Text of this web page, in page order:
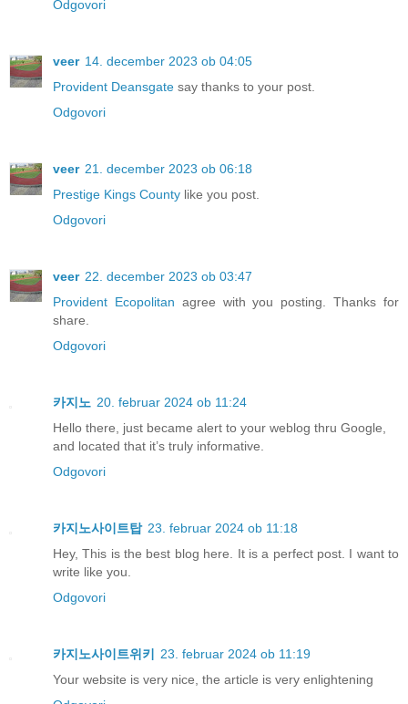
Odgovori
veer 14. december 2023 ob 04:05
Provident Deansgate say thanks to your post.
Odgovori
veer 21. december 2023 ob 06:18
Prestige Kings County like you post.
Odgovori
veer 22. december 2023 ob 03:47
Provident Ecopolitan agree with you posting. Thanks for
share.
Odgovori
카지노 20. februar 2024 ob 11:24
Hello there, just became alert to your weblog thru Google,
and located that it’s truly informative.
Odgovori
카지노사이트탑 23. februar 2024 ob 11:18
Hey, This is the best blog here. It is a perfect post. I want to
write like you.
Odgovori
카지노사이트위키 23. februar 2024 ob 11:19
Your website is very nice, the article is very enlightening